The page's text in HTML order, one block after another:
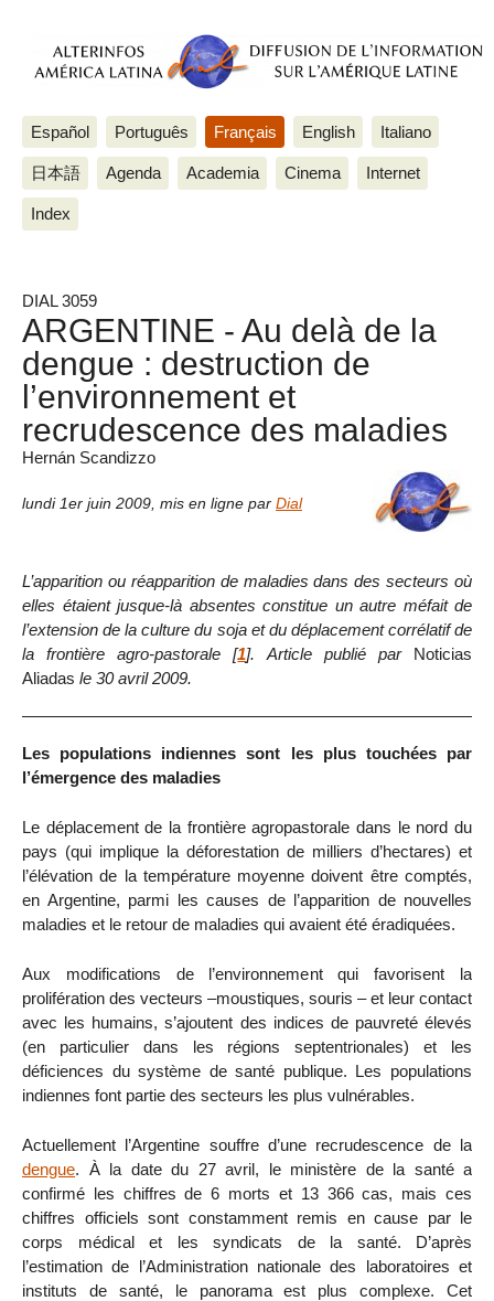
Español Português Français English Italiano
日本語 Agenda Academia Cinema Internet
Index
DIAL 3059
ARGENTINE - Au delà de la
dengue : destruction de
l’environnement et
recrudescence des maladies
Hernán Scandizzo
lundi 1er juin 2009 mis en ligne par Dial
L’apparition ou réapparition de maladies dans des secteurs où
elles étaient jusque-là absentes constitue un autre méfait de
l’extension de la culture du soja et du déplacement corrélatif de
la frontière agro-pastorale [1]. Article publié parNoticias
Aliadas le 30 avril 2009.
Les populations indiennes sont les plus touchées par
l’émergence des maladies
Le déplacement de la frontière agropastorale dans le nord du
pays (qui implique la déforestation de milliers d’hectares) et
l’élévation de la température moyenne doivent être comptés,
en Argentine, parmi les causes de l’apparition de nouvelles
maladies et le retour de maladies qui avaient été éradiquées.
Aux modifications de l’environnement qui favorisent la
prolifération des vecteurs –moustiques, souris – et leur contact
avec les humains, s’ajoutent des indices de pauvreté élevés
(en particulier dans les régions septentrionales) et les
déficiences du système de santé publique. Les populations
indiennes font partie des secteurs les plus vulnérables.
Actuellement l’Argentine souffre d’une recrudescence de la
dengue. À la date du 27 avril, le ministère de la santé a
confirmé les chiffres de 6 morts et 13 366 cas, mais ces
chiffres officiels sont constamment remis en cause par le
corps médical et les syndicats de la santé. D’après
l’estimation de l’Administration nationale des laboratoires et
instituts de santé, le panorama est plus complexe. Cet